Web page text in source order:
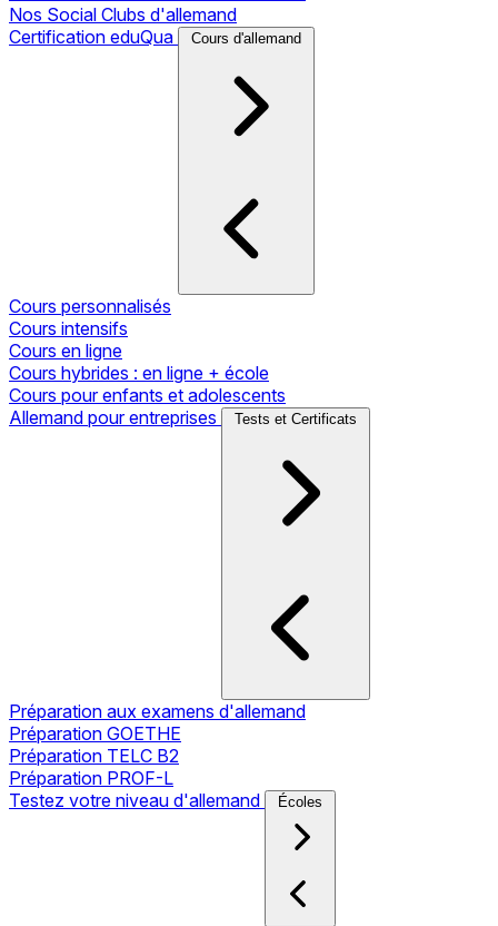
Nos Social Clubs d'allemand
Certification eduQua
Cours d'allemand
Cours personnalisés
Cours intensifs
Cours en ligne
Cours hybrides : en ligne + école
Cours pour enfants et adolescents
Allemand pour entreprises
Tests et Certificats
Préparation aux examens d'allemand
Préparation GOETHE
Préparation TELC B2
Préparation PROF-L
Testez votre niveau d'allemand
Écoles